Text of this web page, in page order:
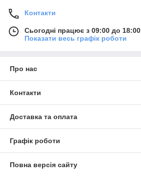
Контакти
Сьогодні працює з 09:00 до 18:00
Показати весь графік роботи
Про нас
Контакти
Доставка та оплата
Графік роботи
Повна версія сайту